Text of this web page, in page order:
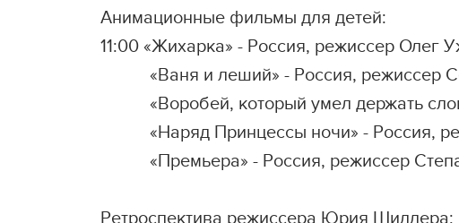
Анимационные фильмы для детей:
11:00 «Жихарка» - Россия, режиссер Олег
«Ваня и леший» - Россия, режиссер
«Воробей, который умел держать
«Наряд Принцессы ночи» - Россия,
«Премьера» - Россия, режиссер
Ретроспектива режиссера Юрия Шиллера: